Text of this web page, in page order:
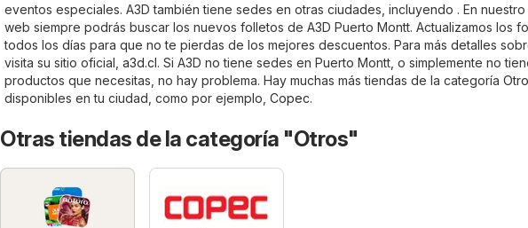
eventos especiales. A3D también tiene sedes en otras ciudades, incluyendo . En nuestro
web siempre podrás buscar los nuevos folletos de A3D Puerto Montt. Actualizamos los
todos los días para que no te pierdas de los mejores descuentos. Para más detalles
visita su sitio oficial, a3d.cl. Si A3D no tiene sedes en Puerto Montt, o simplemente no
productos que necesitas, no hay problema. Hay muchas más tiendas de la categoría
disponibles en tu ciudad, como por ejemplo, Copec.
Otras tiendas de la categoría "Otros"